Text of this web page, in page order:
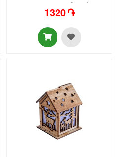
AG25C-1-25 գունավոր 5
հատ
1320 ֏